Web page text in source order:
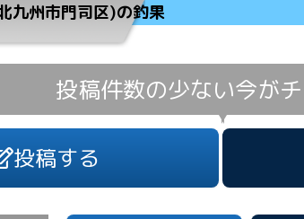
九州市門司区)の釣果
投稿件数の少ない今が
投稿する